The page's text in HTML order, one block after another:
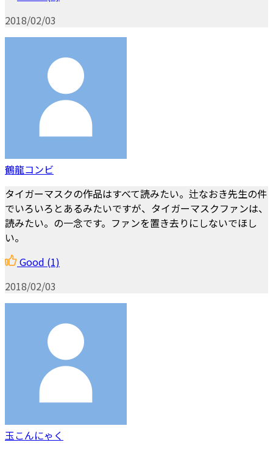
2018/02/03
鶴龍コンビ
タイガーマスクの作品はすべて読みたい。辻なおき先生の件
でいろいろとあるみたいですが、タイガーマスクファンは、
読みたい。の一念です。ファンを置き去りにしないでほし
い。
Good (1)
2018/02/03
玉こんにゃく